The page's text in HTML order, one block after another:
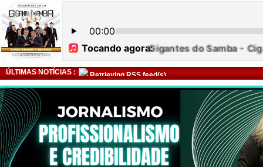
ÚLTIMAS NOTÍCIAS : Retrieving RSS feed(s)